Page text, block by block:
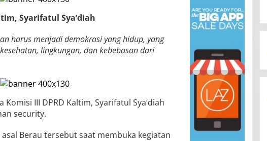
Syarifatul Sya’diah
harus menjadi demokrasi yang hidup, yang
lingkungan, dan kebebasan dari
Komisi III DPRD Kaltim, Syarifatul Sya’diah
security.
Berau tersebut saat membuka kegiatan